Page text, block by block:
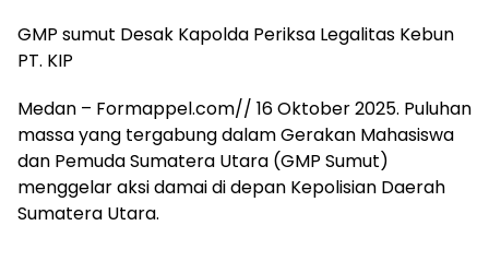
GMP sumut Desak Kapolda Periksa Legalitas Kebun
PT. KIP
Medan – Formappel.com// 16 Oktober 2025. Puluhan
massa yang tergabung dalam Gerakan Mahasiswa
dan Pemuda Sumatera Utara (GMP Sumut)
menggelar aksi damai di depan Kepolisian Daerah
Sumatera Utara.